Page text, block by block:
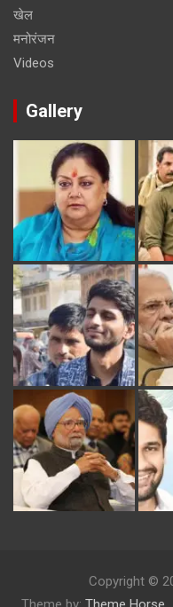
खेल
मनोरंजन
Videos
Gallery
Copyright ©